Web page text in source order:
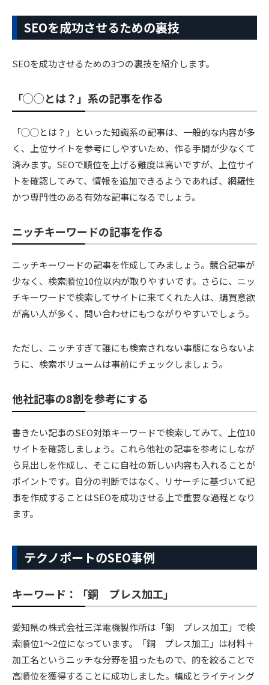
SEOを成功させるための裏技
SEOを成功させるための3つの裏技を紹介します。
「◯◯とは？」系の記事を作る
「◯◯とは？」といった知識系の記事は、一般的な内容が多
く、上位サイトを参考にしやすいため、作る手間が少なくて
済みます。SEOで順位を上げる難度は高いですが、上位サイ
トを確認してみて、情報を追加できるようであれば、網羅性
かつ専門性のある有効な記事になるでしょう。
ニッチキーワードの記事を作る
ニッチキーワードの記事を作成してみましょう。競合記事が
少なく、検索順位10位以内が取りやすいです。さらに、ニッ
チキーワードで検索してサイトに来てくれた人は、購買意欲
が高い人が多く、問い合わせにもつながりやすいでしょう。
ただし、ニッチすぎて誰にも検索されない事態にならないよ
うに、検索ボリュームは事前にチェックしましょう。
他社記事の8割を参考にする
書きたい記事のSEO対策キーワードで検索してみて、上位10
サイトを確認しましょう。これら他社の記事を参考にしなが
ら見出しを作成し、そこに自社の新しい内容も入れることが
ポイントです。自分の判断ではなく、リサーチに基づいて記
事を作成することはSEOを成功させる上で重要な過程となり
ます。
テクノポートのSEO事例
キーワード：「銅 プレス加工」
愛知県の株式会社三洋電機製作所は「銅 プレス加工」で検
索順位1〜2位になっています。「銅 プレス加工」は材料＋
加工名というニッチな分野を狙ったもので、的を絞ることで
高順位を獲得することに成功しました。構成とライティング